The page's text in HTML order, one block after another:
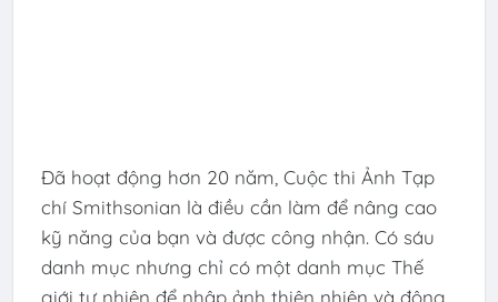
Đã hoạt động hơn 20 năm, Cuộc thi Ảnh Tạp
chí Smithsonian là điều cần làm để nâng cao
kỹ năng của bạn và được công nhận. Có sáu
danh mục nhưng chỉ có một danh mục Thế